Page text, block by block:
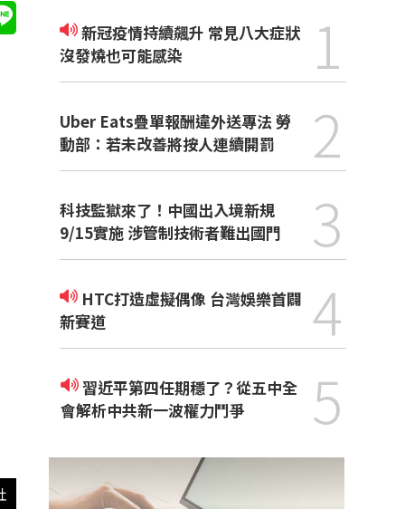
新冠疫情持續飆升 常見八大症狀
沒發燒也可能感染
1
Uber Eats疊單報酬違外送專法 勞
動部：若未改善將按人連續開罰
2
科技監獄來了！中國出入境新規
9/15實施 涉管制技術者難出國門
3
新賽道
4
習近平第四任期穩了？從五中全
會解析中共新一波權力鬥爭
5